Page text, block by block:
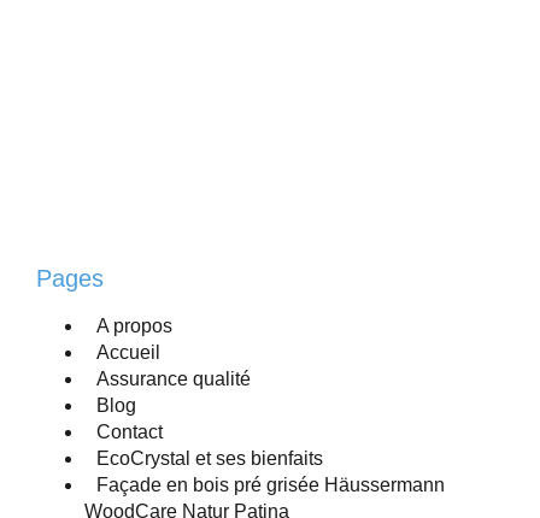
Pages
A propos
Accueil
Assurance qualité
Blog
Contact
EcoCrystal et ses bienfaits
Façade en bois pré grisée Häussermann
WoodCare Natur Patina